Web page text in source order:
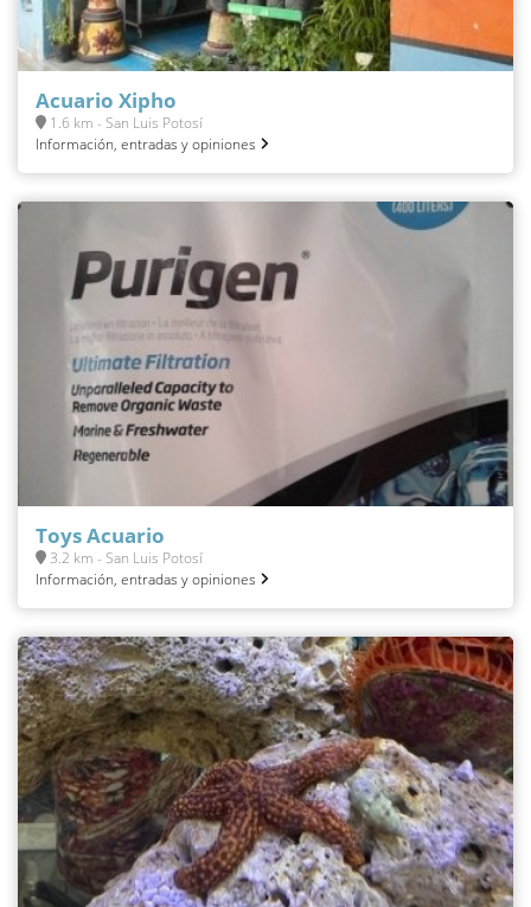
Acuario Xipho
1.6 km - San Luis Potosí
Información, entradas y opiniones
Toys Acuario
3.2 km - San Luis Potosí
Información, entradas y opiniones